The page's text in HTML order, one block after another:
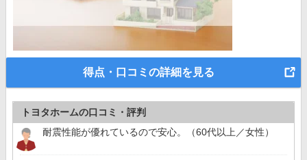
得点・口コミの詳細を見る
トヨタホームの口コミ・評判
耐震性能が優れているので安心。（60代以上／女性）